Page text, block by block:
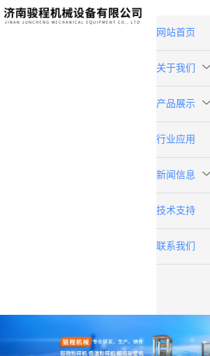
网站首页
关于我们
产品展示
行业应用
新闻信息
技术支持
联系我们